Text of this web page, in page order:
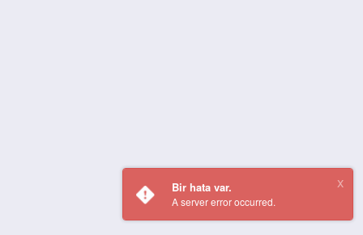
Bir hata var.
A server error occurred.